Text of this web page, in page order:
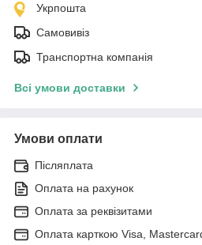
Укрпошта
Самовивіз
Транспортна компанія
Всі умови доставки
Умови оплати
Післяплата
Оплата на рахунок
Оплата за реквізитами
Оплата карткою Visa,